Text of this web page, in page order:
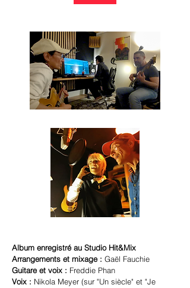
Album enregistré au Studio Hit&Mix
Arrangements et mixage : Gaël Fauchie
Guitare et voix : Freddie Phan
Voix : Nikola Meyer (sur "Un siècle" et "Je